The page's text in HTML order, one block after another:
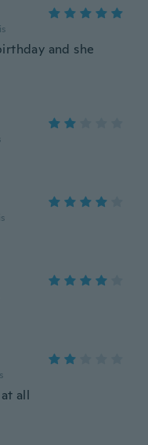
and she
all